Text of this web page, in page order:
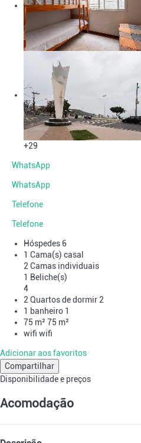
+29
WhatsApp
WhatsApp
Telefone
Telefone
Hóspedes 6
1 Cama(s) casal
2 Camas individuais
1 Beliche(s)
4
2 Quartos de dormir 2
1 banheiro 1
75 m² 75 m²
wifi wifi
Adicionar aos favoritos
Compartilhar
Disponibilidade e preços
Acomodação